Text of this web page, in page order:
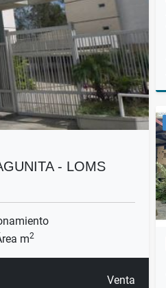
- LOMS
m2
Venta